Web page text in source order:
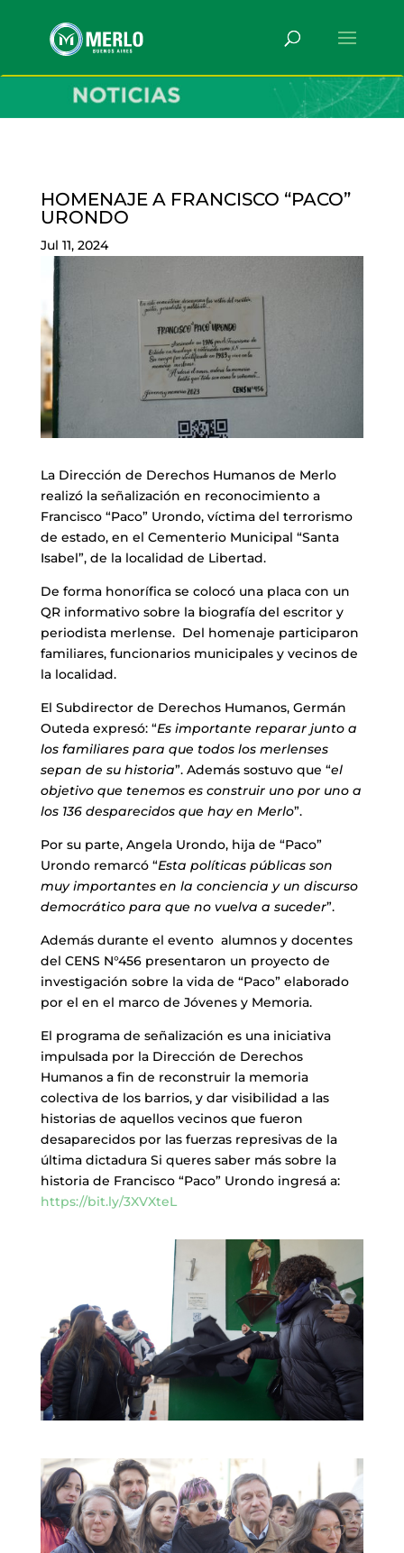
HOMENAJE A FRANCISCO “PACO”
URONDO
Jul 11, 2024
La Dirección de Derechos Humanos de Merlo
realizó la señalización en reconocimiento a
Francisco “Paco” Urondo, víctima del terrorismo
de estado, en el Cementerio Municipal “Santa
Isabel”, de la localidad de Libertad.
De forma honorífica se colocó una placa con un
QR informativo sobre la biografía del escritor y
periodista merlense. Del homenaje participaron
familiares, funcionarios municipales y vecinos de
la localidad.
El Subdirector de Derechos Humanos, Germán
Outeda expresó: “Es importante reparar junto a
los familiares para que todos los merlenses
sepan de su historia”. Además sostuvo que “el
objetivo que tenemos es construir uno por uno a
los 136 desparecidos que hay en Merlo”.
Por su parte, Angela Urondo, hija de “Paco”
Urondo remarcó “Esta políticas públicas son
muy importantes en la conciencia y un discurso
democrático para que no vuelva a suceder”.
Además durante el evento alumnos y docentes
del CENS N°456 presentaron un proyecto de
investigación sobre la vida de “Paco” elaborado
por el en el marco de Jóvenes y Memoria.
El programa de señalización es una iniciativa
impulsada por la Dirección de Derechos
Humanos a fin de reconstruir la memoria
colectiva de los barrios, y dar visibilidad a las
historias de aquellos vecinos que fueron
desaparecidos por las fuerzas represivas de la
última dictadura Si queres saber más sobre la
historia de Francisco “Paco” Urondo ingresá a:
https://bit.ly/3XVXteL